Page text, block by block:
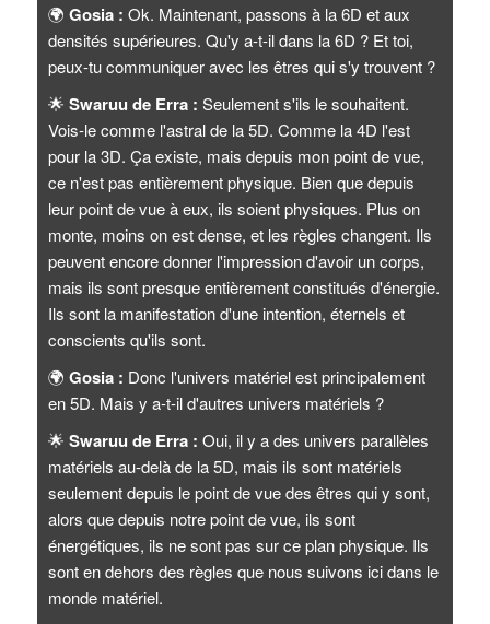
🌍 Gosia : Ok. Maintenant, passons à la 6D et aux
densités supérieures. Qu'y a-t-il dans la 6D ? Et toi,
peux-tu communiquer avec les êtres qui s'y trouvent ?
🌟 Swaruu de Erra : Seulement s'ils le souhaitent.
Vois-le comme l'astral de la 5D. Comme la 4D l'est
pour la 3D. Ça existe, mais depuis mon point de vue,
ce n'est pas entièrement physique. Bien que depuis
leur point de vue à eux, ils soient physiques. Plus on
monte, moins on est dense, et les règles changent. Ils
peuvent encore donner l'impression d'avoir un corps,
mais ils sont presque entièrement constitués d'énergie.
Ils sont la manifestation d'une intention, éternels et
conscients qu'ils sont.
🌍 Gosia : Donc l'univers matériel est principalement
en 5D. Mais y a-t-il d'autres univers matériels ?
🌟 Swaruu de Erra : Oui, il y a des univers parallèles
matériels au-delà de la 5D, mais ils sont matériels
seulement depuis le point de vue des êtres qui y sont,
alors que depuis notre point de vue, ils sont
énergétiques, ils ne sont pas sur ce plan physique. Ils
sont en dehors des règles que nous suivons ici dans le
monde matériel.